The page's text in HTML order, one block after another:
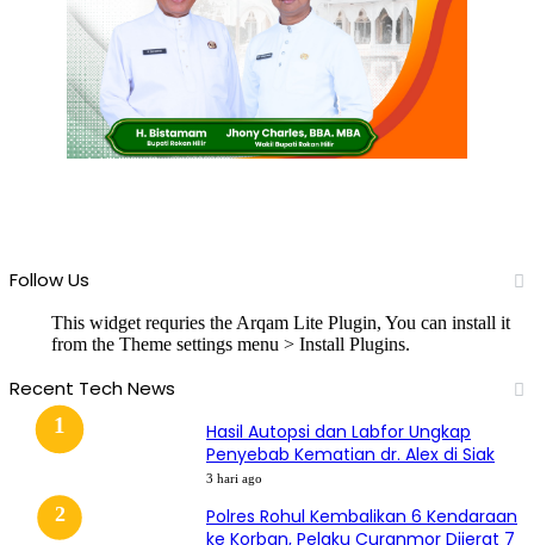
Follow Us
This widget requries the Arqam Lite Plugin, You can install it
from the Theme settings menu > Install Plugins.
Recent Tech News
Hasil Autopsi dan Labfor Ungkap
Penyebab Kematian dr. Alex di Siak
3 hari ago
Polres Rohul Kembalikan 6 Kendaraan
ke Korban, Pelaku Curanmor Dijerat 7